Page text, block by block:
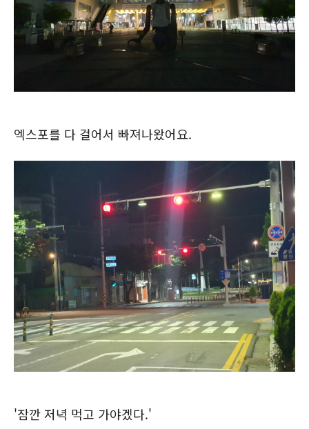
엑스포를 다 걸어서 빠져나왔어요.
'잠깐 저녁 먹고 가야겠다.'